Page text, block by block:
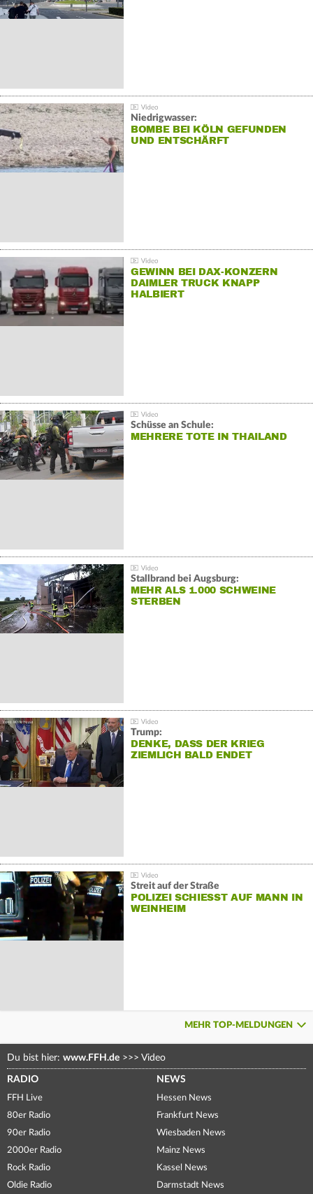
Niedrigwasser:
BOMBE BEI KÖLN GEFUNDEN
UND ENTSCHÄRFT
GEWINN BEI DAX-KONZERN
DAIMLER TRUCK KNAPP
HALBIERT
Schüsse an Schule:
MEHRERE TOTE IN THAILAND
Stallbrand bei Augsburg:
MEHR ALS 1.000 SCHWEINE
STERBEN
Trump:
DENKE, DASS DER KRIEG
ZIEMLICH BALD ENDET
Streit auf der Straße
POLIZEI SCHIESST AUF MANN IN W
EINHEIM
MEHR TOP-MELDUNGEN
Du bist hier: www.FFH.de >>> Video
RADIO
FFH Live
80er Radio
90er Radio
2000er Radio
Rock Radio
Oldie Radio
NEWS
Hessen News
Frankfurt News
Wiesbaden News
Mainz News
Kassel News
Darmstadt News